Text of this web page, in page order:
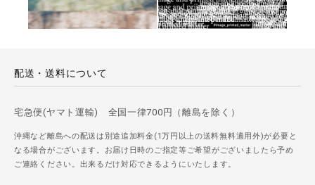
配送・送料について
宅急便(ヤマト運輸) 全国一律700円（離島を除く）
沖縄など離島への配送は別途追加料金(1万円以上の送料無料適用外)が必要と
なる場合がございます。お届け日時のご指定等ご希望がございましたら予め
ご連絡ください。出来るだけ対応できるようにいたします。